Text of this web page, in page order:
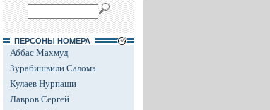
ПЕРСОНЫ НОМЕРА
Аббас Махмуд
Зурабишвили Саломэ
Кулаев Нурпаши
Лавров Сергей